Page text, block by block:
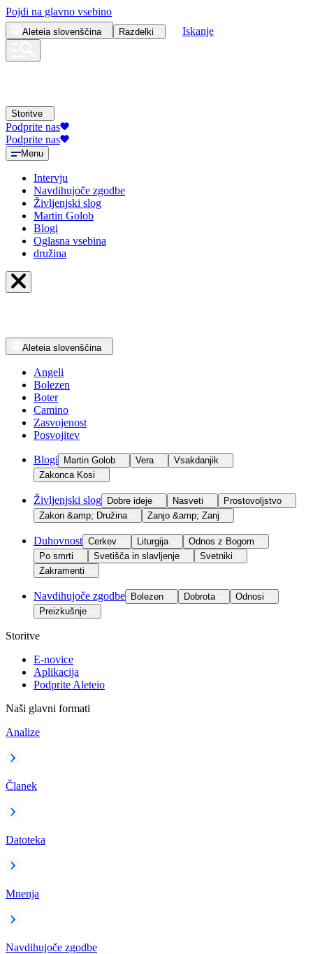
Pojdi na glavno vsebino
Aleteia slovenščina Razdelki Iskanje
Storitve
Podprite nas
Podprite nas
Menu
Intervju
Navdihujoče zgodbe
Življenjski slog
Martin Golob
Blogi
Oglasna vsebina
družina
Aleteia slovenščina
Angeli
Bolezen
Boter
Camino
Zasvojenost
Posvojitev
Blogi Martin Golob Vera
Vsakdanjik
Zakonca Kosi
Življenjski slog Dobre ideje Nasveti
Prostovoljstvo
Zakon &amp; Družina
Zanjo &amp; Zanj
Duhovnost Cerkev Liturgija
Odnos z Bogom
Po smrti
Svetišča in slavljenje
Svetniki
Zakramenti
Navdihujoče zgodbe Bolezen Dobrota
Odnosi
Preizkušnje
Storitve
E-novice
Aplikacija
Podprite Aleteio
Naši glavni formati
Analize
Članek
Datoteka
Mnenja
Navdihujoče zgodbe